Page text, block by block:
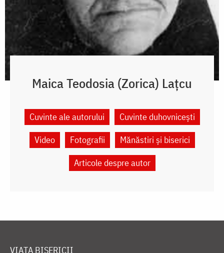
Maica Teodosia (Zorica) Lațcu
Cuvinte ale autorului
Cuvinte duhovnicești
Video
Fotografii
Mănăstiri și biserici
Articole despre autor
VIAȚA BISERICII